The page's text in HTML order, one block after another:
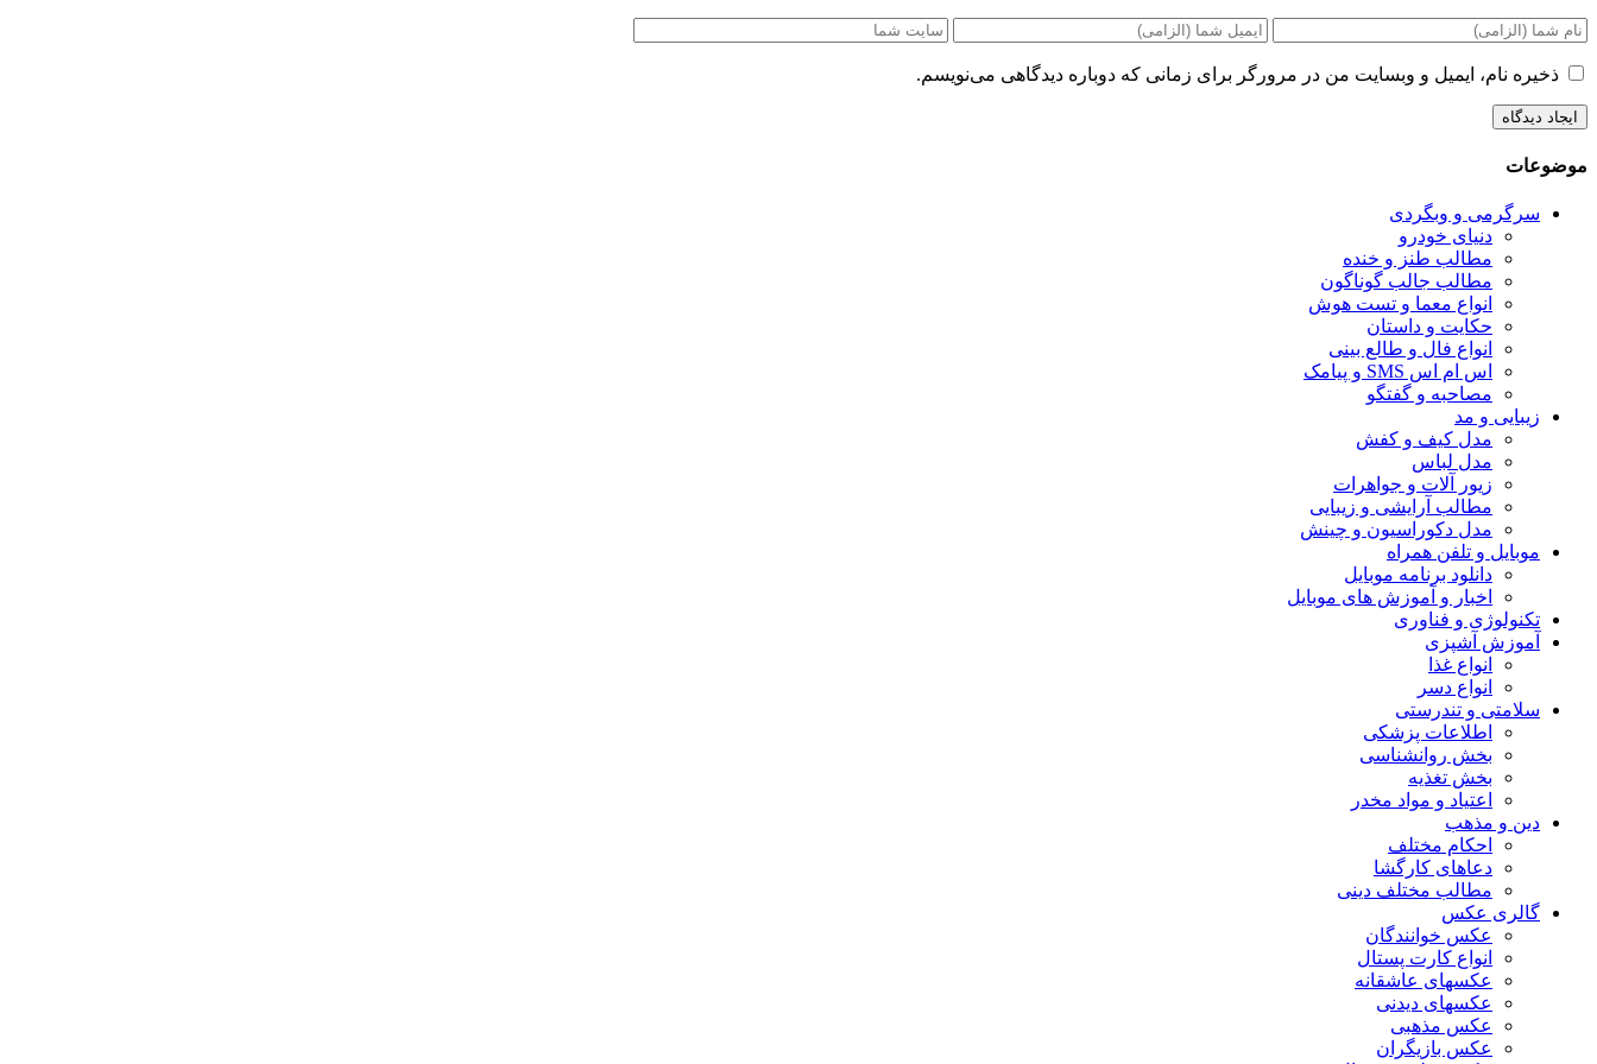
ذخیره نام، ایمیل و وبسایت من در مرورگر برای زمانی که دوباره دیدگاهی می‌نویسم.
موضوعات
سرگرمی و وبگردی
دنیای خودرو
مطالب طنز و خنده
مطالب جالب گوناگون
انواع معما و تست هوش
حکایت و داستان
انواع فال و طالع بینی
اس ام اس SMS و پیامک
مصاحبه و گفتگو
زیبایی و مد
مدل کیف و کفش
مدل لباس
زیور آلات و جواهرات
مطالب آرایشی و زیبایی
مدل دکوراسیون و چینش
موبایل و تلفن همراه
دانلود برنامه موبایل
اخبار و آموزش های موبایل
تکنولوژی و فناوری
آموزش آشپزی
انواع غذا
انواع دسر
سلامتی و تندرستی
اطلاعات پزشکی
بخش روانشناسی
بخش تغذیه
اعتیاد و مواد مخدر
دین و مذهب
احکام مختلف
دعاهای کارگشا
مطالب مختلف دینی
گالری عکس
عکس خوانندگان
انواع کارت پستال
عکسهای عاشقانه
عکسهای دیدنی
عکس مذهبی
عکس بازیگران